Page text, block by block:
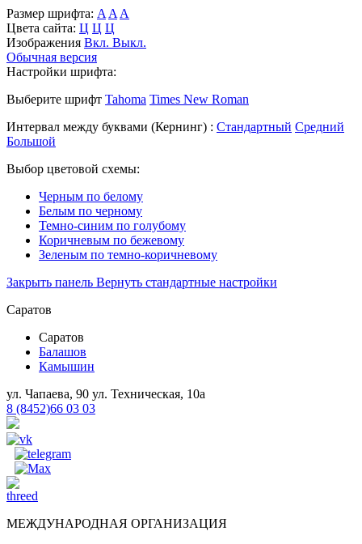
Размер шрифта: A A A
Цвета сайта: Ц Ц Ц
Изображения Вкл. Выкл.
Обычная версия
Настройки шрифта:
Выберите шрифт Tahoma Times New Roman
Интервал между буквами (Кернинг) : Стандартный Средний
Большой
Выбор цветовой схемы:
Черным по белому
Белым по черному
Темно-синим по голубому
Коричневым по бежевому
Зеленым по темно-коричневому
Закрыть панель Вернуть стандартные настройки
Саратов
Саратов
Балашов
Камышин
ул. Чапаева, 90 ул. Техническая, 10а
8 (8452)66 03 03
МЕЖДУНАРОДНАЯ ОРГАНИЗАЦИЯ